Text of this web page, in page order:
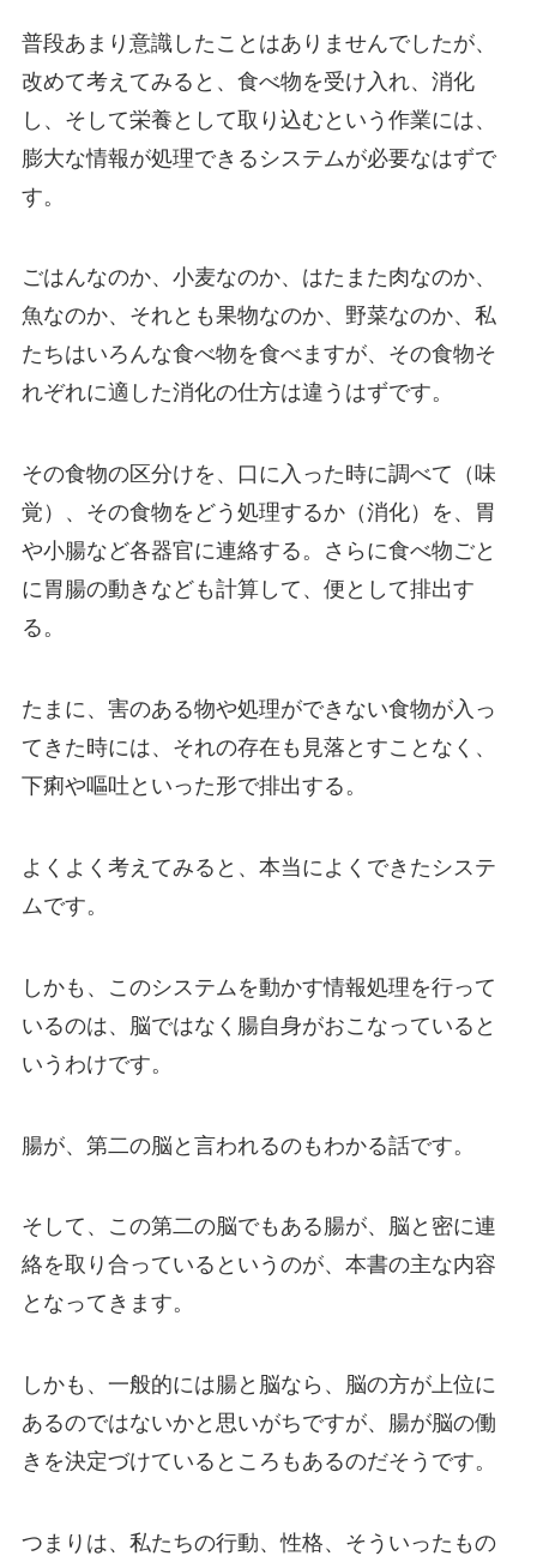
普段あまり意識したことはありませんでしたが、
改めて考えてみると、食べ物を受け入れ、消化
し、そして栄養として取り込むという作業には、
膨大な情報が処理できるシステムが必要なはずで
す。
ごはんなのか、小麦なのか、はたまた肉なのか、
魚なのか、それとも果物なのか、野菜なのか、私
たちはいろんな食べ物を食べますが、その食物そ
れぞれに適した消化の仕方は違うはずです。
その食物の区分けを、口に入った時に調べて（味
覚）、その食物をどう処理するか（消化）を、胃
や小腸など各器官に連絡する。さらに食べ物ごと
に胃腸の動きなども計算して、便として排出す
る。
たまに、害のある物や処理ができない食物が入っ
てきた時には、それの存在も見落とすことなく、
下痢や嘔吐といった形で排出する。
よくよく考えてみると、本当によくできたシステ
ムです。
しかも、このシステムを動かす情報処理を行って
いるのは、脳ではなく腸自身がおこなっていると
いうわけです。
腸が、第二の脳と言われるのもわかる話です。
そして、この第二の脳でもある腸が、脳と密に連
絡を取り合っているというのが、本書の主な内容
となってきます。
しかも、一般的には腸と脳なら、脳の方が上位に
あるのではないかと思いがちですが、腸が脳の働
きを決定づけているところもあるのだそうです。
つまりは、私たちの行動、性格、そういったもの